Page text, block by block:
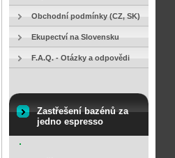
Obchodní podmínky (CZ, SK)
Ekupectví na Slovensku
F.A.Q. - Otázky a odpovědi
Zastřešení bazénů za
jedno espresso